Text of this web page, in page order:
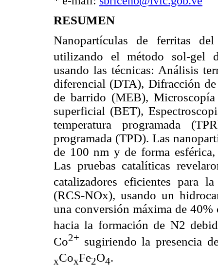
RESUMEN
Nanopartículas de ferritas
utilizando el método sol-gel
usando las técnicas: Análisis
diferencial (DTA), Difracción
de barrido (MEB),
superficial (BET),
temperatura programada
programada (TPD). Las
de 100 nm y de forma
Las pruebas catalíticas
catalizadores eficientes para
(RCS-NOx), usando un
una conversión máxima de
hacia la formación de N2
Co2+ sugiriendo la presencia
xCoxFe2O4.